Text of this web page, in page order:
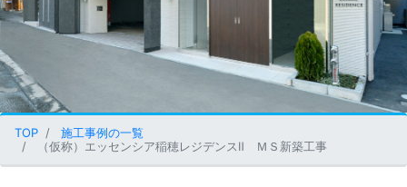
TOP
施工事例の一覧
（仮称）エッセンシア稲穂レジデンスⅡ ＭＳ新築工事